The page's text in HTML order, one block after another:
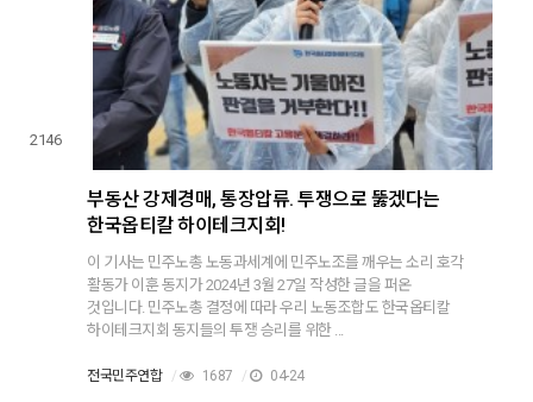
2146
부동산 강제경매, 통장압류. 투쟁으로 뚫겠다는
한국옵티칼 하이테크지회!
이 기사는 민주노총 노동과세계에 민주노조를 깨우는 소리 호각
활동가 이훈 동지가 2024년 3월 27일 작성한 글을 퍼온
것입니다. 민주노총 결정에 따라 우리 노동조합도 한국옵티칼
하이테크지회 동지들의 투쟁 승리를 위한 ...
전국민주연합 / 1687 / 04-24